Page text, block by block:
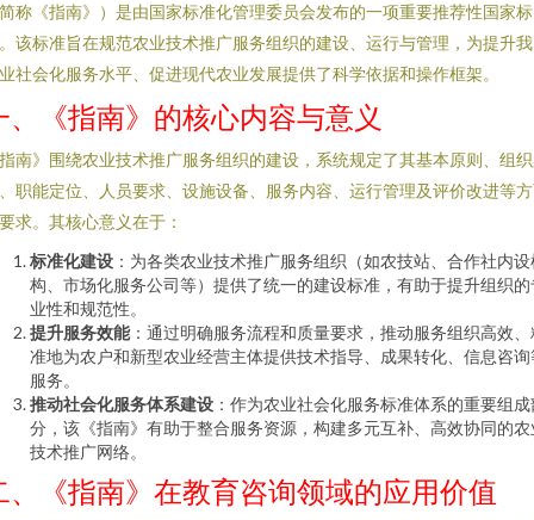
称《指南》）是由国家标准化管理委员会发布的一项重要推荐性国家标
该标准旨在规范农业技术推广服务组织的建设、运行与管理，为提升
社会化服务水平、促进现代农业发展提供了科学依据和操作框架。
、《指南》的核心内容与意义
南》围绕农业技术推广服务组织的建设，系统规定了其基本原则、组
职能定位、人员要求、设施设备、服务内容、运行管理及评价改进等
求。其核心意义在于：
标准化建设 ：为各类农业技术推广服务组织（如农技站、合作社内设
构、市场化服务公司等）提供了统一的建设标准，有助于提升组织的
业性和规范性。
提升服务效能：通过明确服务流程和质量要求，推动服务组织高效、
准地为农户和新型农业经营主体提供技术指导、成果转化、信息咨询
服务。
推动社会化服务体系建设 ：作为农业社会化服务标准体系的重要组
分，该《指南》有助于整合服务资源，构建多元互补、高效协同的农
技术推广网络。
、《指南》在教育咨询领域的应用价值